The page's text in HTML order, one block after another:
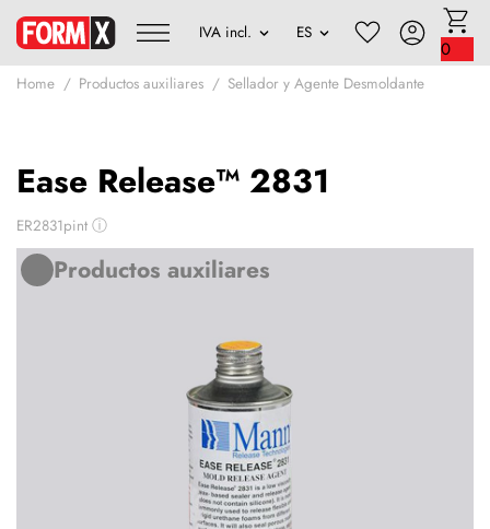
0
Home Productos auxiliares Sellador y Agente Desmoldante
Ease Release™ 2831
ER2831pint ⓘ
Productos auxiliares